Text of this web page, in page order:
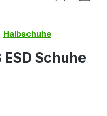
Halbschuhe
ESD Schuhe